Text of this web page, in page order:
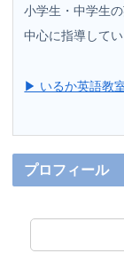
小学生・中学生
中心に指導してい
▶ いるか英語教
プロフィール